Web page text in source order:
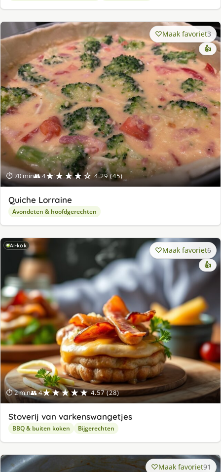
⏱ 70 min👥 4★★★★☆ 4.29 (45)
Maak favoriet3
👍
Quiche Lorraine
Avondeten & hoofdgerechten
AI-kok
⏱ 2 min👥 4★★★★★ 4.57 (28)
Maak favoriet6
👍
Stoverij van varkenswangetjes
BBQ & buiten koken Bijgerechten
Maak favoriet91